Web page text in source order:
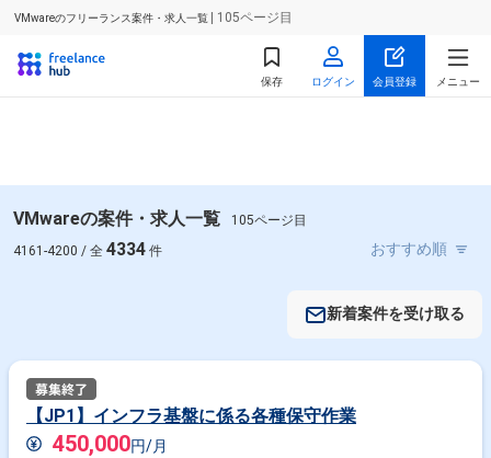
VMwareのフリーランス案件・求人一覧 | 105ページ目
保存 ログイン 会員登録 メニュー
VMwareの案件・求人一覧
105ページ目
4161-4200 / 全 4334 件
新着案件を受け取る
【JP1】インフラ基盤に係る各種保守作業
450,000円/月